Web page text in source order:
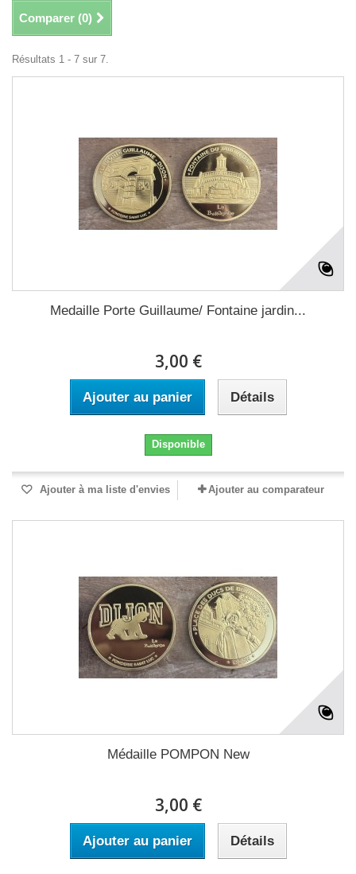
Comparer (0)
Résultats 1 - 7 sur 7.
Medaille Porte Guillaume/ Fontaine jardin...
3,00 €
Ajouter au panier Détails
Disponible
Ajouter à ma liste d'envies Ajouter au comparateur
Médaille POMPON New
3,00 €
Ajouter au panier Détails